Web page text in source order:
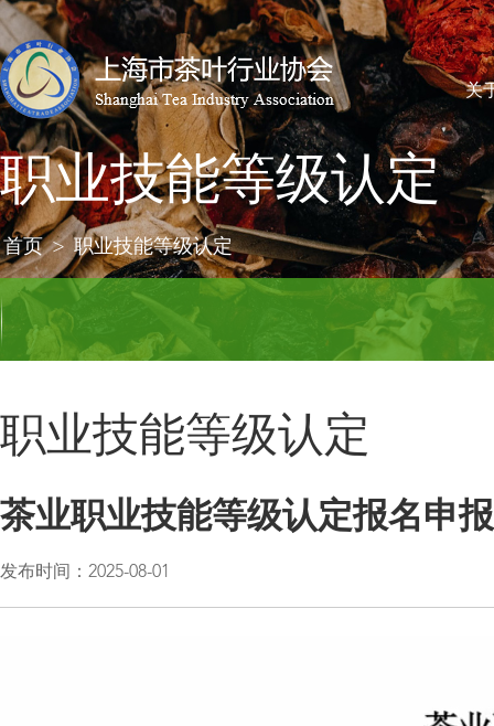
关
职业技能等级认定
首页> 职业技能等级认定
职业技能等级认定
茶业职业技能等级认定报名申
发布时间：2025-08-01